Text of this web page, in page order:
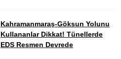
Kahramanmaraş-Göksun Yolunu
Kullananlar Dikkat! Tünellerde
EDS Resmen Devrede